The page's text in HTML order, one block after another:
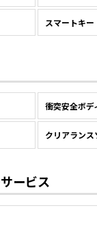
スマートキー
衝突安全ボデ
クリアランス
ービス